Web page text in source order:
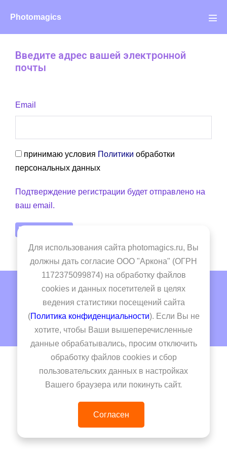
Photomagics
Для использования сайта photomagics.ru, Вы
должны дать согласие ООО "Аркона" (ОГРН
1172375099874) на обработку файлов
cookies и данных посетителей в целях
ведения статистики посещений сайта
(Политика конфиденциальности). Если Вы не
хотите, чтобы Ваши вышеперечисленные
данные обрабатывались, просим отключить
обработку файлов cookies и сбор
пользовательских данных в настройках
Вашего браузера или покинуть сайт.
Согласен
Введите адрес вашей электронной
почты
Email
принимаю условия Политики обработки
персональных данных
Подтверждение регистрации будет отправлено на
ваш email.
Регистрация
© 2026 - Photomagics
Ценообразование Оферта
Политика конфиденциальности